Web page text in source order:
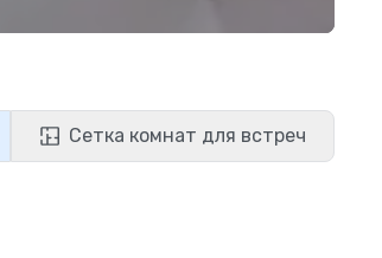
Сетка комнат для встреч